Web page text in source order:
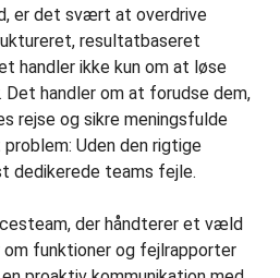
er det svært at overdrive
resultatbaseret
handler ikke kun om at løse
Det handler om at forudse dem,
rejse og sikre meningsfulde
Uden den rigtige
dedikerede teams fejle.
der håndterer et væld
funktioner og fejlrapporter